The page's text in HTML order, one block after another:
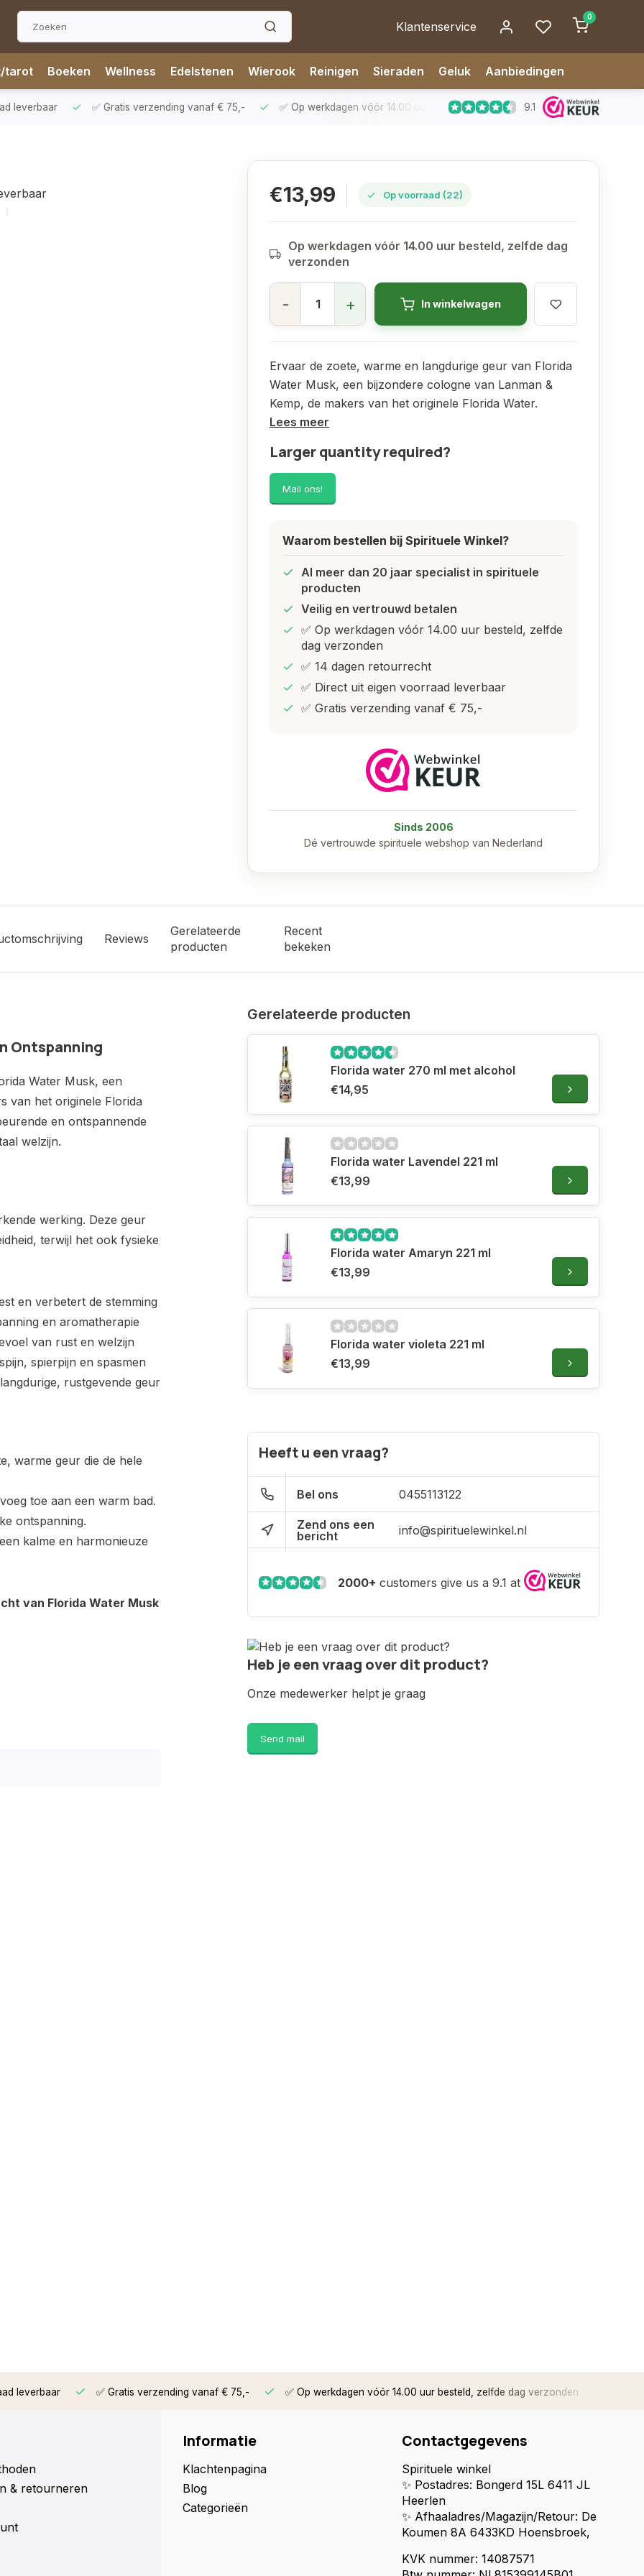
Klantenservice
0
tarot Boeken Wellness Edelstenen Wierook Reinigen Sieraden Geluk Aanbiedingen
leverbaar ✅ Gratis verzending vanaf € 75,- ✅ Op werkdagen vóór 14.00 uur besteld, zelfde dag verzonden
9.1
€13,99 Op voorraad (22)
Op werkdagen vóór 14.00 uur besteld, zelfde dag
verzonden
- + In winkelwagen
Ervaar de zoete, warme en langdurige geur van Florida
Water Musk, een bijzondere cologne van Lanman &
Kemp, de makers van het originele Florida Water.
Lees meer
Larger quantity required?
Mail ons!
Waarom bestellen bij Spirituele Winkel?
Al meer dan 20 jaar specialist in spirituele
producten
Veilig en vertrouwd betalen
✅ Op werkdagen vóór 14.00 uur besteld, zelfde
dag verzonden
✅ 14 dagen retourrecht
✅ Direct uit eigen voorraad leverbaar
✅ Gratis verzending vanaf € 75,-
Sinds 2006
Dé vertrouwde spirituele webshop van Nederland
Reviews
Gerelateerde
producten
Recent
bekeken
Ontspanning
Water Musk, een
van het originele Florida
en ontspannende
welzijn.
werking. Deze geur
terwijl het ook fysieke
en verbetert de stemming
en aromatherapie
van rust en welzijn
spierpijn en spasmen
rustgevende geur
warme geur die de hele
toe aan een warm bad.
ontspanning.
kalme en harmonieuze
van Florida Water Musk
Gerelateerde producten
Florida water 270 ml met alcohol
€14,95
Florida water Lavendel 221 ml
€13,99
Florida water Amaryn 221 ml
€13,99
Florida water violeta 221 ml
€13,99
Heeft u een vraag?
Bel ons 0455113122
Zend ons een
bericht
info@spirituelewinkel.nl
2000+ customers give us a 9.1 at
Heb je een vraag over dit product?
Onze medewerker helpt je graag
Send mail
leverbaar ✅ Gratis verzending vanaf € 75,- ✅ Op werkdagen vóór 14.00 uur besteld, zelfde dag verzonden
& retourneren
Informatie
Klachtenpagina
Blog
Categorieën
Contactgegevens
Spirituele winkel
✨ Postadres: Bongerd 15L 6411 JL
Heerlen
✨ Afhaaladres/Magazijn/Retour: De
Koumen 8A 6433KD Hoensbroek,
KVK nummer: 14087571